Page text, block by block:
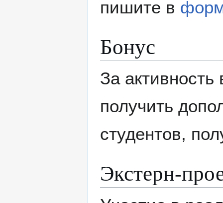
пишите в
Бонус
За
получить
студентов,
Экстерн-